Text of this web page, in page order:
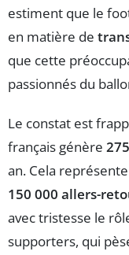
estiment que le
en matière de
que cette
passionnés du
Le constat est
français génère
an. Cela
150 000 allers-
avec tristesse le
supporters, qui